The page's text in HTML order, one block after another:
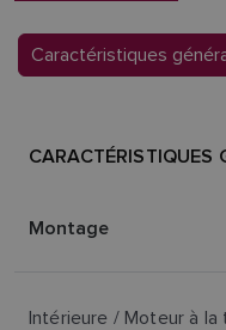
Caractéristiques
CARACTÉRISTIQUES
Montage
Intérieure / Moteur à la